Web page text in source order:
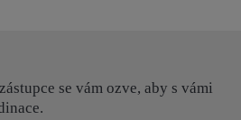
se vám ozve, aby s vámi